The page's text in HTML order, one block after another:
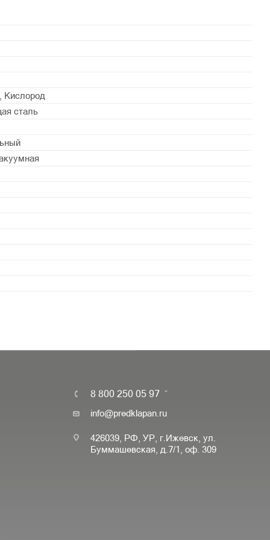
Кислород
сталь
8 800 250 05 97
info@predklapan.ru
426039, РФ, УР, г.Ижевск, ул.
Буммашевская, д.7/1, оф. 309